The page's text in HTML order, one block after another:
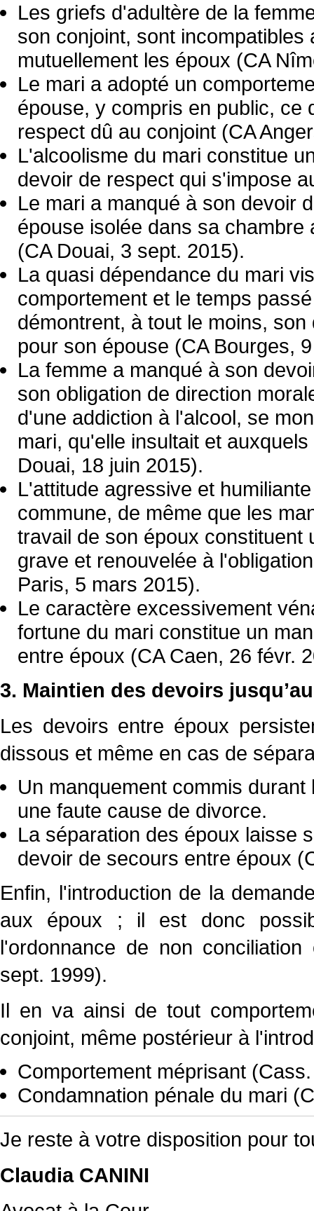
Les griefs d'adultère de la
son conjoint, sont
mutuellement les époux (CA
Le mari a adopté un
épouse, y compris en public, ce
respect dû au conjoint (CA
L'alcoolisme du mari constitue
devoir de respect qui s'impose
Le mari a manqué à son devoir
épouse isolée dans sa
(CA Douai, 3 sept. 2015).
La quasi dépendance du mari
comportement et le temps
démontrent, à tout le moins,
pour son épouse (CA Bourges,
La femme a manqué à son
son obligation de direction
d'une addiction à l'alcool, se
mari, qu'elle insultait et
Douai, 18 juin 2015).
L'attitude agressive et
commune, de même que les
travail de son époux constituent
grave et renouvelée à
Paris, 5 mars 2015).
Le caractère excessivement
fortune du mari constitue un
entre époux (CA Caen, 26 févr.
3. Maintien des devoirs
Les devoirs entre époux
dissous et même en cas de
Un manquement commis
une faute cause de divorce.
La séparation des époux laisse
devoir de secours entre époux
Enfin, l'introduction de la
aux époux ; il est donc
l'ordonnance de non
sept. 1999).
Il en va ainsi de tout
conjoint, même postérieur à
Comportement méprisant
Condamnation pénale du mari
Je reste à votre disposition pour
Claudia CANINI